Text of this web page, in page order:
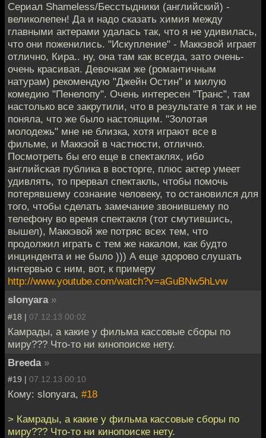
Сериал Shameless/Бесстыдники (английский) -
великолепен! Да и надо сказать химия между
главными актерами удалась так, что я не удивилась,
что они поженились. "Искупление" - Маккэвой играет
отлично, Кира.. ну, она там как всегда, зато очень-
очень красивая. Девочкам же (романтичным
натурам) рекомендую "Джейн Остин" и милую
комедию "Пенелопу". Очень интересен "Транс", там
настолько все закрутили, что в результате я так и не
поняла, что же было настоящим. "Золотая
молодежь" мне не близка, хотя играют все в
фильме, и Маккэой в частности, отлично.
Посмотреть бы его еще в спектаклях, ибо
английская публика в восторге, плюс актер умеет
удивлять, то прервал спектакль, чтобы помочь
потерявшему сознание человеку, то остановился для
того, чтобы сделать замечание звонившему по
телефону во время спектакля (тот смутившись,
вышел), Маккэвой же потряс всех тем, что
продолжил играть с тем же накалом, как будто
инциндента и не было ))) А еще здорово слушать
интервью с ним, вот, к примеру
http://www.youtube.com/watch?v=aGuBNw5hLvw
slonyara »
#18 | 07.12.13 00:02
Камрады, а какие у фильма кассовые сборы по
миру??? Что-то ни кинопоиске нету.
Breeda »
#19 | 07.12.13 00:10
Кому: slonyara, #18
> Камрады, а какие у фильма кассовые сборы по
миру??? Что-то ни кинопоиске нету.